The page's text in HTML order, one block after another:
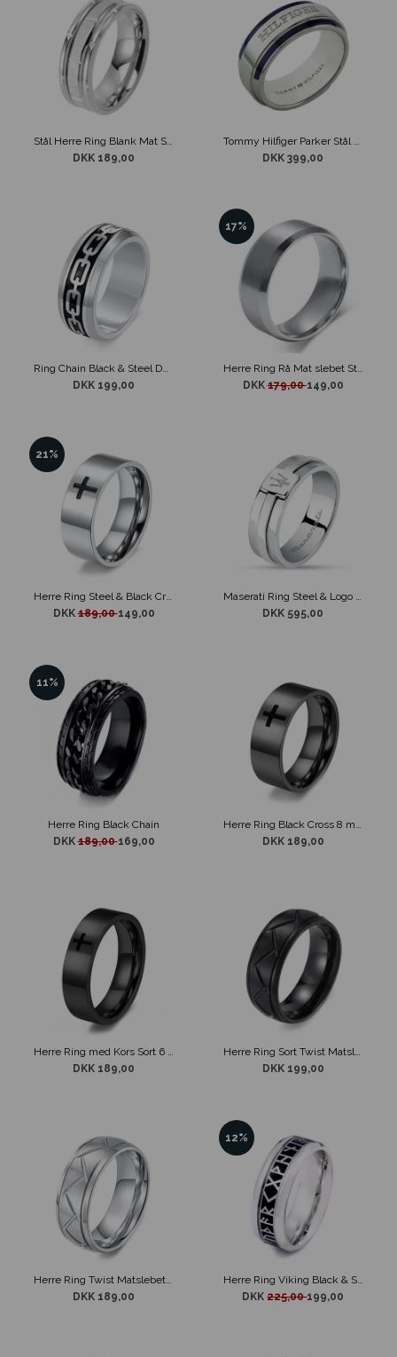
DKK 189,00
DKK 399,00
Ring Chain Black & Steel Design
DKK 199,00
17%
Herre Ring Rå Mat slebet Stål
DKK179,00149,00
21%
Herre Ring Steel & Black Cross 8 mm
DKK189,00149,00
Maserati Ring Steel & Logo Design
DKK 595,00
11%
Herre Ring Black Chain
DKK189,00169,00
DKK 189,00
Herre Ring med Kors Sort 6 mm
DKK 189,00
Herre Ring Sort Twist Matslebet stål
DKK 199,00
Herre Ring Twist Matslebet stål Design
DKK 189,00
12%
Herre Ring Viking Black & Steel
DKK225,00199,00